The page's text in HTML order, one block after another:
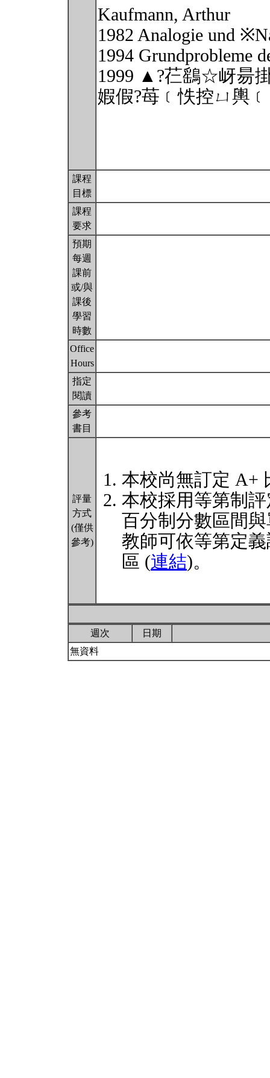
Kaufmann, Arthur
1982 Analogie und
1994 Grundprobleme
1999 ▲?芢鷂☆岈昜
婽假?苺﹝怢控ㄩ輿﹝
課程
目標
課程
要求
預期
每週
課前
或/與
課後
學習
時數
Office
Hours
指定
閱讀
參考
書目
評量
方式
(僅供
參考)
本校尚無訂定 A+
本校採用等第制
百分制分數區間
教師可依等第定
區 (連結)。
週次
日期
無資料